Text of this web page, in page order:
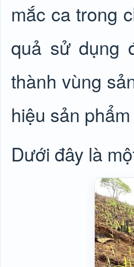
mắc ca trong
quả sử dụng
thành vùng
hiệu sản
Dưới đây là